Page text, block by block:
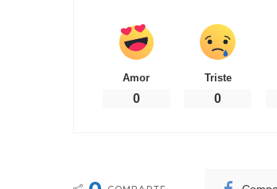
Amor
0
Triste
0